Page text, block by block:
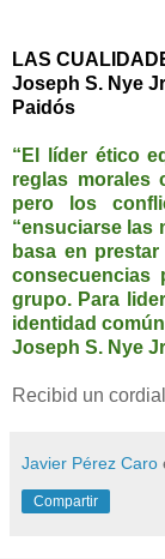
LAS
Joseph S. Nye
Paidós
“El líder ético
reglas morales
pero los
“ensuciarse las
basa en
consecuencias
grupo. Para
identidad
Joseph S. Nye
Recibid un
Javier Pérez Caro
Compartir